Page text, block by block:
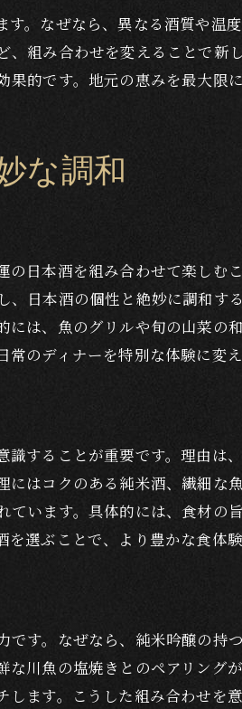
ナーに合う甲斐の開運の魅力再発
ディナーに映える甲斐の開運の味
ディナーと甲斐の開運の相性を再
。なぜなら、異なる酒質や温
組み合わせを変えることで
的です。地元の恵みを最大限
な調和
日本酒を組み合わせて楽しむ
日本酒の個性と絶妙に調和す
は、魚のグリルや旬の山菜の
のディナーを特別な体験に変え
することが重要です。理由
はコクのある純米酒、繊細
います。具体的には、食材の
選ぶことで、より豊かな食体
す。なぜなら、純米吟醸の持
川魚の塩焼きとのペアリング
ます。こうした組み合わせを